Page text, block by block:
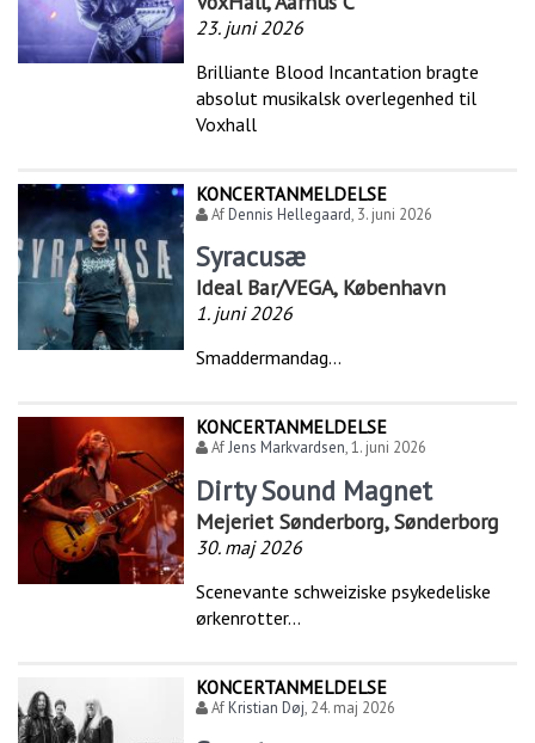
23. juni 2026
Brilliante Blood Incantation bragte
absolut musikalsk overlegenhed til
Voxhall
KONCERTANMELDELSE
AfDennis Hellegaard, 3. juni 2026
Syracusæ
Ideal Bar/VEGA, København
1. juni 2026
Smaddermandag...
KONCERTANMELDELSE
AfJens Markvardsen,1. juni 2026
Dirty Sound Magnet
Mejeriet Sønderborg, Sønderborg
30. maj 2026
Scenevante schweiziske psykedeliske
ørkenrotter...
KONCERTANMELDELSE
AfKristian Døj, 24. maj 2026